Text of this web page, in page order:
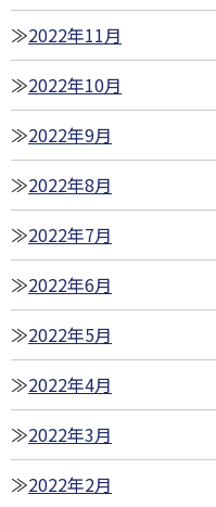
2022年11月
2022年10月
2022年9月
2022年8月
2022年7月
2022年6月
2022年5月
2022年4月
2022年3月
2022年2月